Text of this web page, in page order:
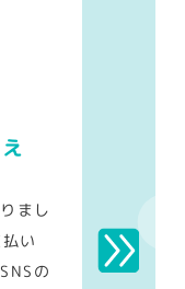
まし
い
の